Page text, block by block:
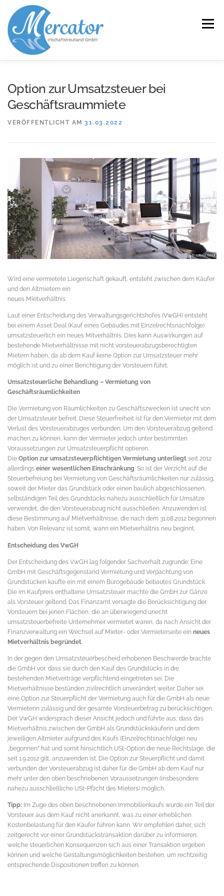
Inhalt
springen
Menü
SERVICE KANZLEI KARRIERE
Option zur Umsatzsteuer bei
Geschäftsraummiete
VERÖFFENTLICHT AM 31.03.2022
Wird eine vermietete Liegenschaft gekauft, entsteht zwischen dem Käufer
und den Altmietern ein
neues Mietverhältnis
Laut einer Entscheidung des Verwaltungsgerichtshofes (VwGH) entsteht
bei einem Asset Deal (Kauf eines Gebäudes mit Einzelrechtsnachfolge)
umsatzsteuerlich ein neues Mitverhältnis. Dies kann Auswirkungen auf
bestehende Mietverhältnisse mit nicht vorsteuerabzugsberechtigten
Mietern haben, da ab dem Kauf keine Option zur Umsatzsteuer mehr
möglich ist und zu einer Berichtigung der Vorsteuern führt.
Umsatzsteuerliche Behandlung – Vermietung von
Geschäftsräumlichkeiten
Die Vermietung von Räumlichkeiten zu Geschäftszwecken ist unecht von
der Umsatzsteuer befreit. Diese Steuerfreiheit ist für den Vermieter mit dem
Verlust des Vorsteuerabzuges verbunden. Um den Vorsteuerabzug geltend
machen zu können, kann der Vermieter jedoch unter bestimmten
Voraussetzungen zur Umsatzsteuerpflicht optieren.
Die Option zur umsatzsteuerpflichtigen Vermietung unterliegt seit 2012
allerdings einer wesentlichen Einschränkung. So ist der Verzicht auf die
Steuerbefreiung bei Vermietung von Geschäftsräumlichkeiten nur zulässig,
soweit der Mieter das Grundstück oder einen baulich abgeschlossenen,
selbständigen Teil des Grundstücks nahezu ausschließlich für Umsätze
verwendet, die den Vorsteuerabzug nicht ausschließen. Anzuwenden ist
diese Bestimmung auf Mietverhältnisse, die nach dem 31.08.2012 begonnen
haben. Von Relevanz ist somit, wann ein Mietverhältnis neu beginnt.
Entscheidung des VwGH
Der Entscheidung des VwGH lag folgender Sachverhalt zugrunde: Eine
GmbH mit Geschäftsgegenstand Vermietung und Verpachtung von
Grundstücken kaufte ein mit einem Bürogebäude bebautes Grundstück.
Die im Kaufpreis enthaltene Umsatzsteuer machte die GmbH zur Gänze
als Vorsteuer geltend. Das Finanzamt versagte die Berücksichtigung der
Vorsteuern bei jenen Flächen, die an überwiegend unecht
umsatzsteuerbefreite Unternehmer vermietet waren, da nach Ansicht der
Finanzverwaltung ein Wechsel auf Mieter- oder Vermieterseite ein neues
Mietverhältnis begründet
In der gegen den Umsatzsteuerbescheid erhobenen Beschwerde brachte
die GmbH vor, dass sie durch den Kauf des Grundstücks in die
bestehenden Mietverträge verpflichtend eingetreten sei. Die
Mietverhältnisse bestünden zivilrechtlich unverändert weiter. Daher sei
eine Option zur Steuerpflicht der Vermietung auch für die GmbH als neue
Vermieterin zulässig und der gesamte Vorsteuerbetrag zu berücksichtigen.
Der VwGH widersprach dieser Ansicht jedoch und führte aus, dass das
Mietverhältnis zwischen der GmbH als Grundstückskäuferin und dem
jeweiligen Altmieter aufgrund des Kaufs (Einzelrechtsnachfolge) neu
„begonnen“ hat und somit hinsichtlich USt-Option die neue Rechtslage, die
seit 1.9.2012 gilt, anzuwenden ist. Die Option zur Steuerpflicht und damit
verbunden der Vorsteuerabzug ist daher für die GmbH ab dem Kauf nur
mehr unter den oben beschriebenen Voraussetzungen (insbesondere
nahezu ausschließliche USt-Pflicht des Mieters) möglich.
Tipp: Im Zuge des oben beschriebenen Immobilienkaufs wurde ein Teil der
Vorsteuer aus dem Kauf nicht anerkannt, was zu einer erheblichen
Kostenbelastung für den Käufer führen kann. Wir empfehlen daher, sich
zeitgerecht vor einer Grundstückstransaktion darüber zu informieren,
welche steuerlichen Konsequenzen sich aus einer Transaktion ergeben
können und welche Gestaltungsmöglichkeiten bestehen, um rechtzeitig
entsprechende Dispositionen treffen zu können.